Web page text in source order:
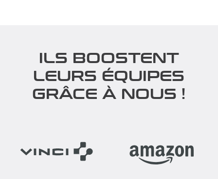
ILS BOOSTENT
LEURS ÉQUIPES
GRÂCE À NOUS !